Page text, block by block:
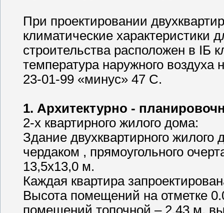
При проектировании
климатические характеристики
строительства расположен в IБ
температура наружного
23-01-99 «минус» 47 С.
1. Архитектурно -
2-х квартирного жилого дома:
Здание двухквартирного
чердаком , прямоугольного
13,5х13,0 м.
Каждая квартира
Высота помещений на отметке
помещений топочной – 2,43 м,